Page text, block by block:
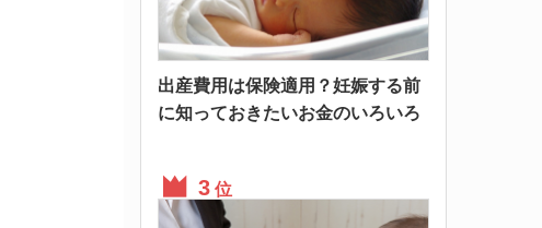
出産費用は保険適用？妊娠する前
に知っておきたいお金のいろいろ
位